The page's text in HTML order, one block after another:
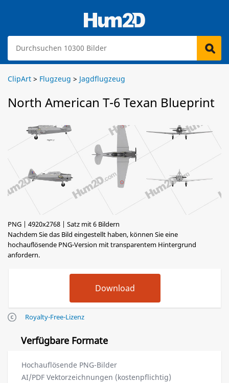
ClipArt > Flugzeug > Jagdflugzeug
North American T-6 Texan Blueprint
PNG | 4920x2768 | Satz mit 6 Bildern
Nachdem Sie das Bild eingestellt haben, können Sie eine
hochauflösende PNG-Version mit transparentem Hintergrund
anfordern.
Royalty-Free-Lizenz
Verfügbare Formate
Hochauflösende PNG-Bilder
AI/PDF Vektorzeichnungen (kostenpflichtig)